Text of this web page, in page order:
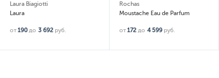
Laura Biagiotti
Laura
от190 до 3 692 руб.
Rochas
Moustache Eau de Parfum
от172 до 4 599 руб.